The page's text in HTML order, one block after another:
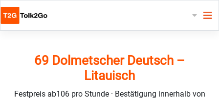
69 Dolmetscher Deutsch –
Litauisch
Festpreis ab106 pro Stunde · Bestätigung innerhalb von